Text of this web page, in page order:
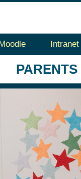
Intranet
PARENTS